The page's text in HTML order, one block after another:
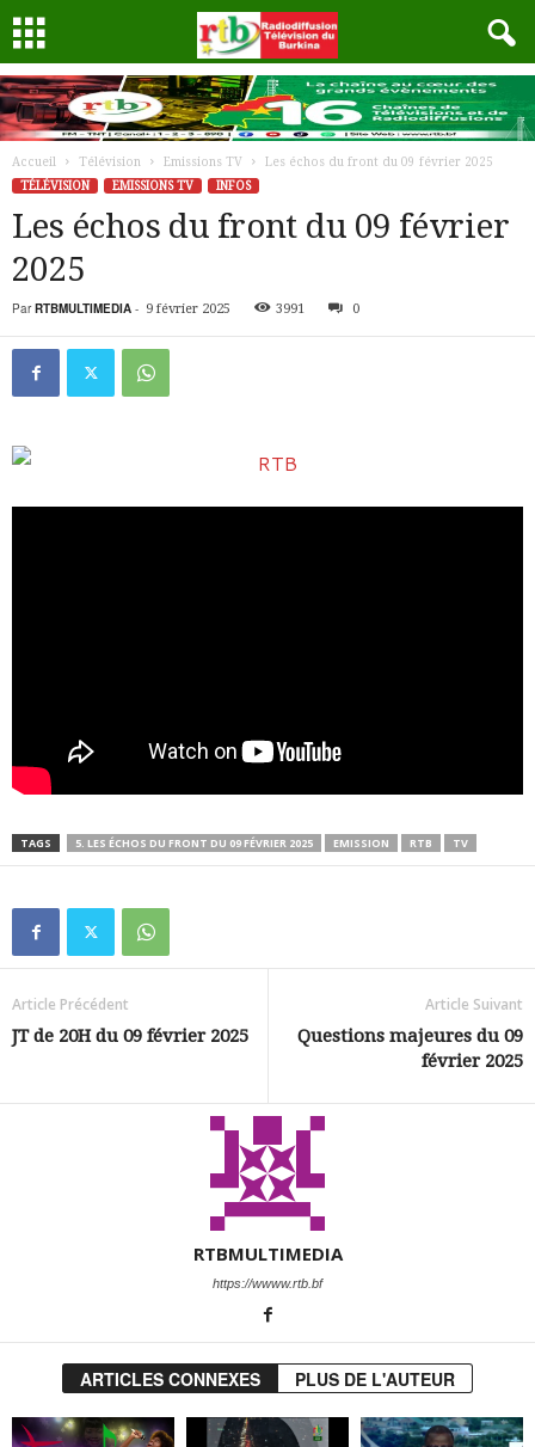
Accueil Télévision Emissions TV
Les échos du front du 09 février 2025
TÉLÉVISION
EMISSIONS TV INFOS
Les échos du front du 09 février
2025
Par RTBMULTIMEDIA - 9 février 2025 3991 0
TAGS 5. LES ÉCHOS DU FRONT DU 09 FÉVRIER 2025 EMISSION RTB TV
Article Précédent
JT de 20H du 09 février 2025
Article Suivant
Questions majeures du 09
février 2025
RTBMULTIMEDIA
https://wwww.rtb.bf
ARTICLES CONNEXES PLUS DE L'AUTEUR